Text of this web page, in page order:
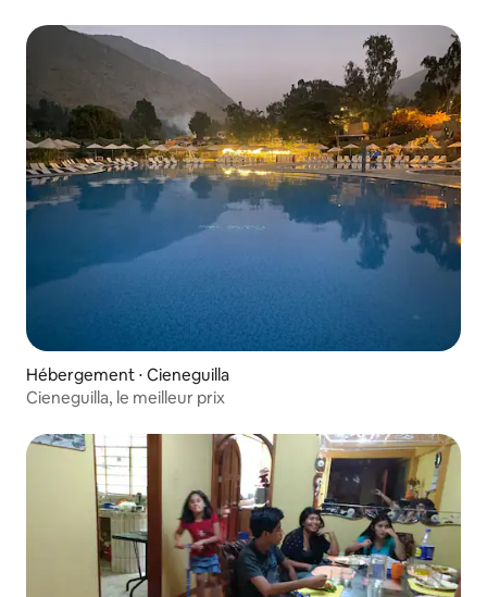
Hébergement ⋅ Cieneguilla
Cieneguilla, le meilleur prix